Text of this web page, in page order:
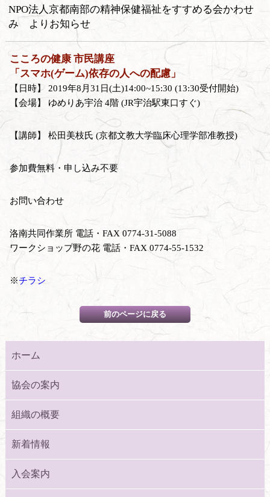
NPO法人京都南部の精神保健福祉をすすめる会かわせ
み よりお知らせ
こころの健康 市民講座
「スマホ(ゲーム)依存の人への配慮」
【日時】 2019年8月31日(土)14:00~15:30 (13:30受付開始)
【会場】 ゆめりあ宇治 4階 (JR宇治駅東口すぐ)
【講師】 松田美枝氏 (京都文教大学臨床心理学部准教授)
参加費無料・申し込み不要
お問い合わせ
洛南共同作業所 電話・FAX 0774-31-5088
ワークショップ野の花 電話・FAX 0774-55-1532
※チラシ
ホーム
協会の案内
組織の概要
新着情報
入会案内